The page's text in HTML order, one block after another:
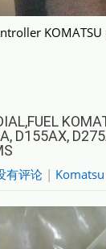
KOMATSU
D155AX,
有评论 |